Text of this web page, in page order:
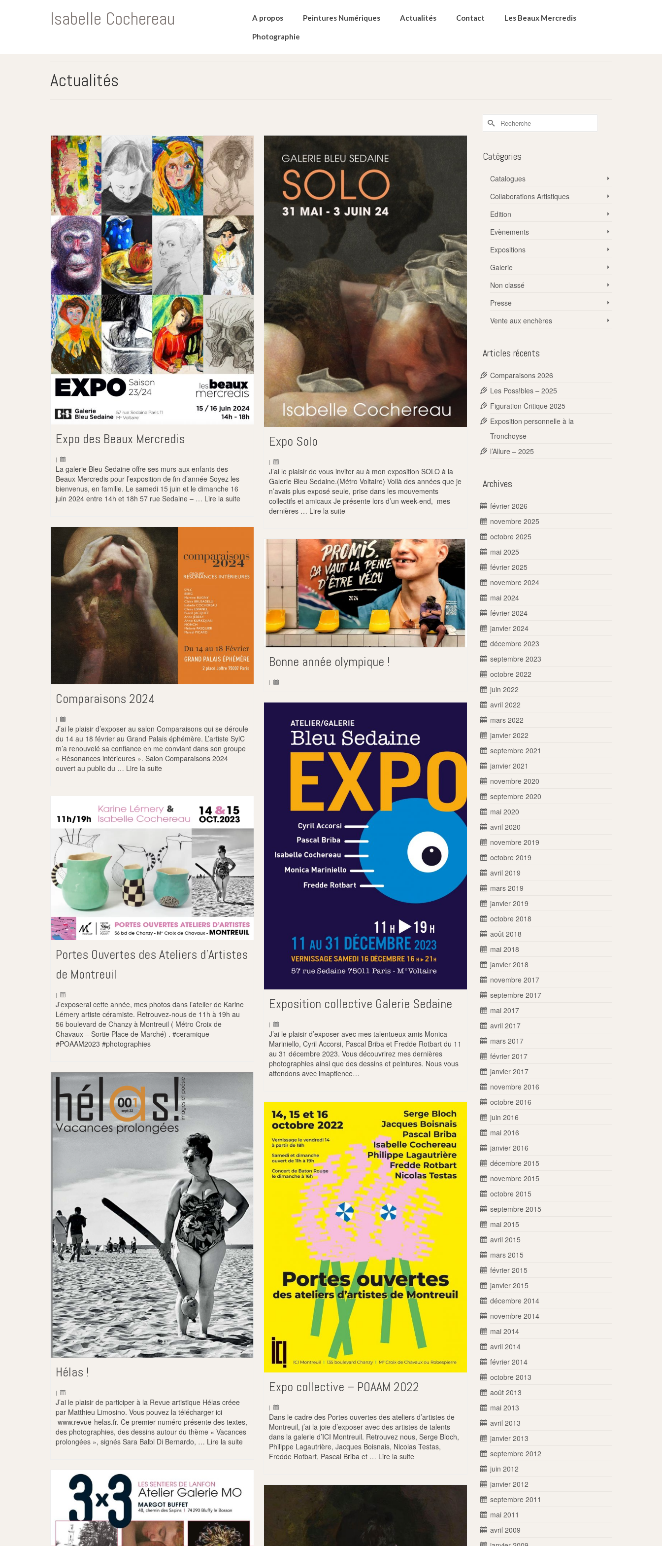
Isabelle Cochereau A propos Peintures Numériques Actualités Contact Les Beaux Mercredis
Photographie
Actualités
Expo des Beaux Mercredis
|
La galerie Bleu Sedaine offre ses murs aux enfants des
Beaux Mercredis pour l’exposition de fin d’année Soyez les
bienvenus, en famille. Le samedi 15 juin et le dimanche 16
juin 2024 entre 14h et 18h 57 rue Sedaine – … Lire la suite
Expo Solo
|
J’ai le plaisir de vous inviter au à mon exposition SOLO à la
Galerie Bleu Sedaine.(Métro Voltaire) Voilà des années que je
n’avais plus exposé seule, prise dans les mouvements
collectifs et amicaux Je présente lors d’un week-end, mes
dernières … Lire la suite
Comparaisons 2024
|
J’ai le plaisir d’exposer au salon Comparaisons qui se déroule
du 14 au 18 février au Grand Palais éphémère. L’artiste SylC
m’a renouvelé sa confiance en me conviant dans son groupe
« Résonances intérieures ». Salon Comparaisons 2024
ouvert au public du … Lire la suite
Bonne année olympique !
|
Exposition collective Galerie Sedaine
|
J’ai le plaisir d’exposer avec mes talentueux amis Monica
Mariniello, Cyril Accorsi, Pascal Briba et Fredde Rotbart du 11
au 31 décembre 2023. Vous découvrirez mes dernières
photographies ainsi que des dessins et peintures. Nous vous
attendons avec imaptience…
Portes Ouvertes des Ateliers d’Artistes
de Montreuil
|
J’exposerai cette année, mes photos dans l’atelier de Karine
Lémery artiste céramiste. Retrouvez-nous de 11h à 19h au
56 boulevard de Chanzy à Montreuil ( Métro Croix de
Chavaux – Sortie Place de Marché) . #ceramique
#POAAM2023 #photographies
Hélas !
|
J’ai le plaisir de participer à la Revue artistique Hélas créee
par Matthieu Limosino. Vous pouvez la télécharger ici
www.revue-helas.fr. Ce premier numéro présente des textes,
des photographies, des dessins autour du thème « Vacances
prolongées », signés Sara Balbi Di Bernardo, … Lire la suite
Expo collective – POAAM 2022
|
Dans le cadre des Portes ouvertes des ateliers d’artistes de
Montreuil, j’ai la joie d’exposer avec des artistes de talents
dans la galerie d’ICI Montreuil. Retrouvez nous, Serge Bloch,
Philippe Lagautrière, Jacques Boisnais, Nicolas Testas,
Fredde Rotbart, Pascal Briba et … Lire la suite
Rechercher :
Catégories
Catalogues
Collaborations Artistiques
Edition
Evènements
Expositions
Galerie
Non classé
Presse
Vente aux enchères
Articles récents
Comparaisons 2026
Les Poss!bles – 2025
Figuration Critique 2025
Exposition personnelle à la
Tronchoyse
l’Allure – 2025
Archives
février 2026
novembre 2025
octobre 2025
mai 2025
février 2025
novembre 2024
mai 2024
février 2024
janvier 2024
décembre 2023
septembre 2023
octobre 2022
juin 2022
avril 2022
mars 2022
janvier 2022
septembre 2021
janvier 2021
novembre 2020
septembre 2020
mai 2020
avril 2020
novembre 2019
octobre 2019
avril 2019
mars 2019
janvier 2019
octobre 2018
août 2018
mai 2018
janvier 2018
novembre 2017
septembre 2017
mai 2017
avril 2017
mars 2017
février 2017
janvier 2017
novembre 2016
octobre 2016
juin 2016
mai 2016
janvier 2016
décembre 2015
novembre 2015
octobre 2015
septembre 2015
mai 2015
avril 2015
mars 2015
février 2015
janvier 2015
décembre 2014
novembre 2014
mai 2014
avril 2014
février 2014
octobre 2013
août 2013
mai 2013
avril 2013
janvier 2013
septembre 2012
juin 2012
janvier 2012
septembre 2011
mai 2011
avril 2009